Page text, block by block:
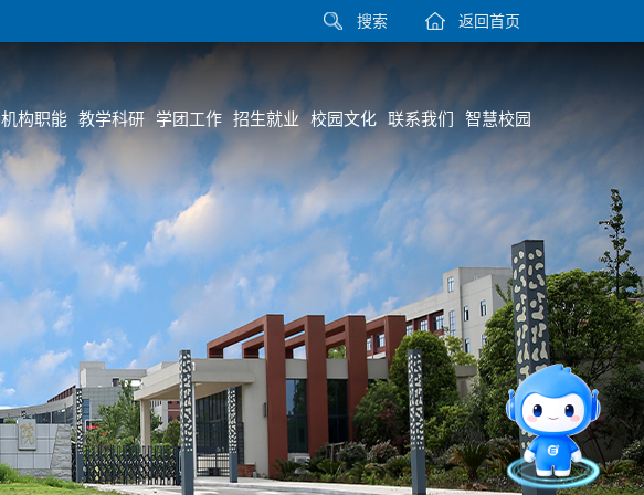
搜索 返回首页
机构职能 教学科研 学团工作 招生就业 校园文化 联系我们 智慧校园
智能问答
留言板
直通专业